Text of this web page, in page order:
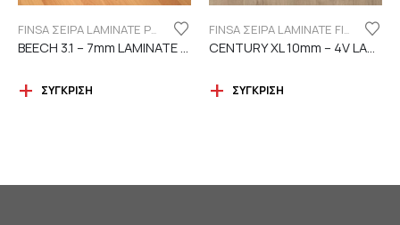
ΣΎΓΚΡΙΣΗ ΣΎΓΚΡΙΣΗ